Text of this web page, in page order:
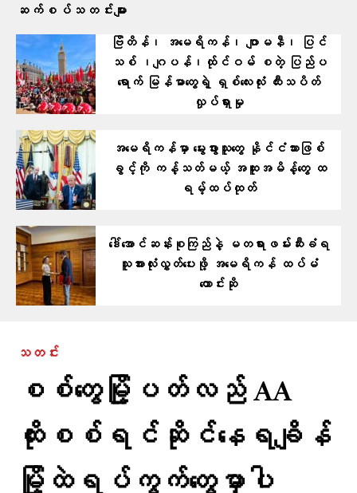
ဆက်စပ်သတင်းများ
ဗြိတိန်၊ အမေရိကန်၊ ဂျာမနီ၊ ပြင်
သစ် ၊ဂျပန်၊ထ်ုင်ဝမ် စတဲ့ ပြ​ည်ပ
ရောက် မြန်မာတွေရဲ့ ရှစ်လေးလုံး ထီးသပိတ်
လှုပ်ရှားမှု
အမေရိကန်မှာ မွေးဖွားသူတွေ နိုင်ငံသားဖြစ်
ခွင့်ကို ကန့်သတ်မယ့် အထူးအမိန့်တွေ ထ
ရမ့်ထပ်ထုတ်
ဒေါ်အောင်ဆန်းစုကြည်နဲ့ မတရားဖမ်းဆီးခံရ
သူအားလုံးလွှတ်ပေးဖို့ အမေရိကန် ထပ်မံ
တောင်းဆို
သတင်း
စစ်တွေမြို့ပတ်လည် AA
ထိုးစစ်ရင်ဆိုင်နေရချိန်